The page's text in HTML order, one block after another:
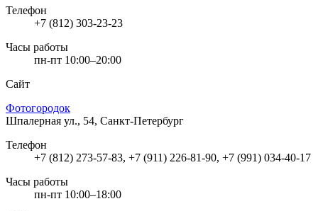
Телефон
+7 (812) 303-23-23
Часы работы
пн-пт 10:00–20:00
Сайт
Фотогородок
Шпалерная ул., 54, Санкт-Петербург
Телефон
+7 (812) 273-57-83, +7 (911) 226-81-90, +7 (991) 034-40-17
Часы работы
пн-пт 10:00–18:00